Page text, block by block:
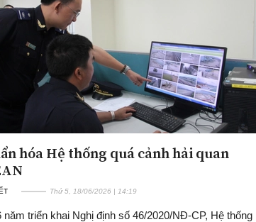
hóa Hệ thống quá cảnh hải quan
Thứ 5, 18/06/2026 | 14:19
năm triển khai Nghị định số 46/2020/NĐ-CP, Hệ thống